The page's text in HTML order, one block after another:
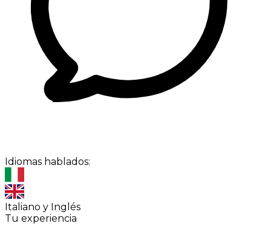
Idiomas hablados:
Italiano y Inglés
Tu experiencia